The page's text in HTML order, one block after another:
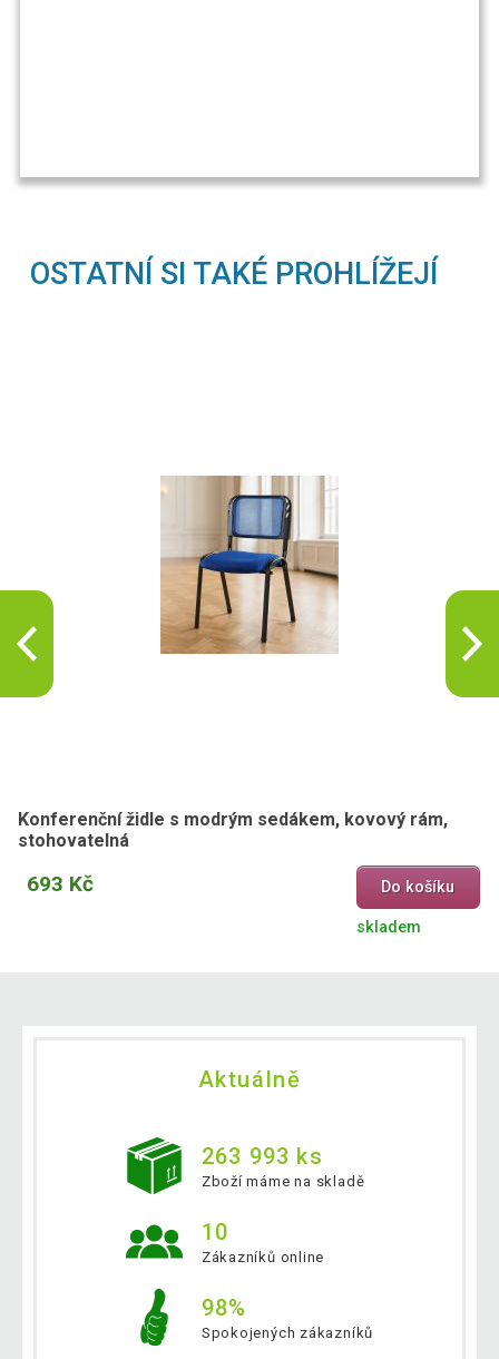
OSTATNÍ SI TAKÉ PROHLÍŽEJÍ
Konferenční židle s modrým sedákem, kovový rám,
stohovatelná
693 Kč Do košíku
skladem
Aktuálně
263 993 ks
Zboží máme na skladě
10
Zákazníků online
98%
Spokojených zákazníků